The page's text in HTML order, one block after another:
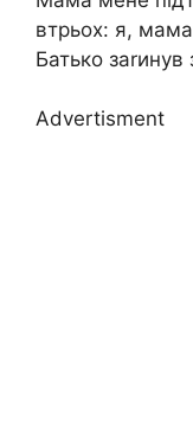
втрьох: я,
Батько заrинув
Advertisment